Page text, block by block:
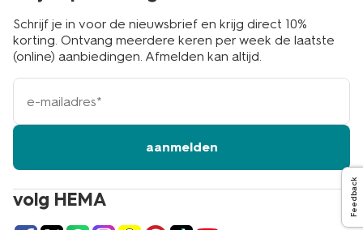
volg HEMA
Schrijf je in voor de nieuwsbrief en krijg direct 10%
korting. Ontvang meerdere keren per week de laatste
(online) aanbiedingen. Afmelden kan altijd.
e-
mailadres
aanmelden
Feedback